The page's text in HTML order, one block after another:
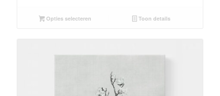
Opties selecteren Toon details